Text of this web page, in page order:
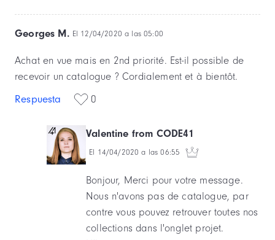
Georges M. El 12/04/2020 a las 05:00
Achat en vue mais en 2nd priorité. Est-il possible de
recevoir un catalogue ? Cordialement et à bientôt.
Respuesta
0
Valentine from CODE41
El 14/04/2020 a las 06:55
Bonjour, Merci pour votre message.
Nous n'avons pas de catalogue, par
contre vous pouvez retrouver toutes nos
collections dans l'onglet projet.